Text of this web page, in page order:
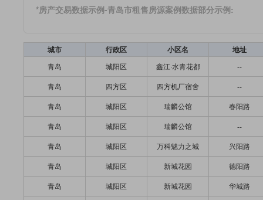
*房产交易数据示例-青岛市租售房源案例数据部分示例:
城市 行政区 小区名 地址
青岛 城阳区 鑫江·水青花都
--
青岛
四方区 四方机厂宿舍
--
青岛
城阳区 瑞麟公馆
春阳路
青岛
城阳区 瑞麟公馆
--
青岛
城阳区 万科魅力之城
兴阳路
青岛
城阳区 新城花园
德阳路
青岛
城阳区 新城花园
华城路